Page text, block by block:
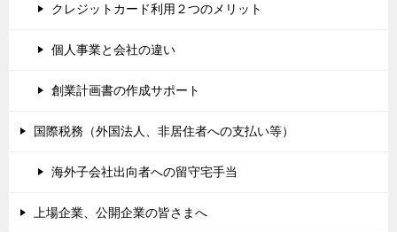
クレジットカード利用２つのメリット
個人事業と会社の違い
創業計画書の作成サポート
国際税務（外国法人、非居住者への支払い等）
海外子会社出向者への留守宅手当
上場企業、公開企業の皆さまへ